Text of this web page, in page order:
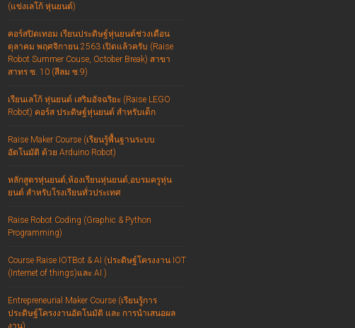
(แข่งเลโก้ หุ่นยนต์)
คอร์สปิดเทอม เรียนประดิษฐ์หุ่นยนต์ช่วงเดือน
ตุลาคม พฤศจิกายน 2563 เปิดแล้วครับ (Raise
Robot Summer Couse, October Break) สาขา
สาทร ซ. 10 (สีลม ซ.9)
เรียนเลโก้ หุ่นยนต์ เสริมอัจฉริยะ (Raise LEGO
Robot) คอร์ส ประดิษฐ์หุ่นยนต์ สำหรับเด็ก
Raise Maker Course (เรียนรู้พื้นฐานระบบ
อัตโนมัติ ด้วย Arduino Robot)
หลักสูตรหุ่นยนต์,ห้องเรียนหุ่นยนต์,อบรมครูหุ่น
ยนต์ สำหรับโรงเรียนทั่วประเทศ
Raise Robot Coding (Graphic & Python
Programming)
Course Raise IOTBot & AI (ประดิษฐ์โครงงาน IOT
(Internet of things)และ AI )
Entrepreneurial Maker Course (เรียนรู้การ
ประดิษฐ์โครงงานอัตโนมัติ และ การนำเสนอผล
งาน)